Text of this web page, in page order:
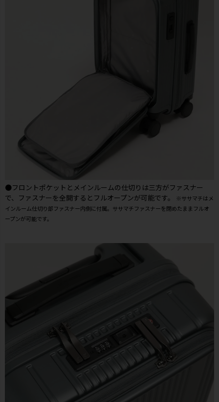
●フロントポケットとメインルームの仕切りは三方がファスナー
で、ファスナーを全開するとフルオープンが可能です。
※ササマチはメ
インルーム仕切り部ファスナー内側に付属。ササマチファスナーを閉めたままフルオ
ープンが可能です。